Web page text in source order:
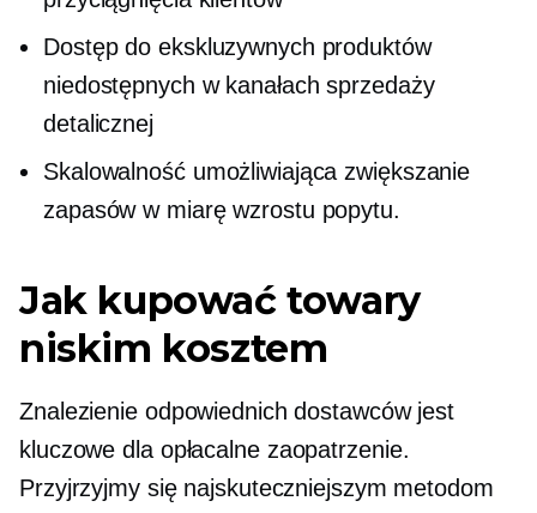
Dostęp do ekskluzywnych produktów
niedostępnych w kanałach sprzedaży
detalicznej
Skalowalność umożliwiająca zwiększanie
zapasów w miarę wzrostu popytu.
Jak kupować towary
niskim kosztem
Znalezienie odpowiednich dostawców jest
kluczowe dla opłacalnezaopatrzenie.
Przyjrzyjmy się najskuteczniejszym metodom